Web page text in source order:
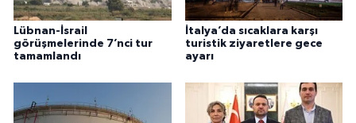
Lübnan-İsrail
görüşmelerinde 7’nci tur
tamamlandı
İtalya’da sıcaklara karşı
turistik ziyaretlere gece
ayarı